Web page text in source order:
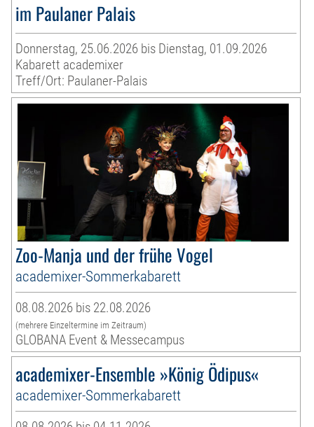
im Paulaner Palais
Donnerstag, 25.06.2026 bis Dienstag, 01.09.2026
Kabarett academixer
Treff/Ort: Paulaner-Palais
Zoo-Manja und der frühe Vogel
academixer-Sommerkabarett
08.08.2026 bis 22.08.2026
(mehrere Einzeltermine im Zeitraum)
GLOBANA Event & Messecampus
academixer-Ensemble »König Ödipus«
academixer-Sommerkabarett